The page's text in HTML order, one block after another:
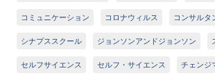
コミュニケーション コロナウィルス コンサルタ
シナプススクール ジョンソンアンドジョンソン
セルフサイエンス セルフ・サイエンス チェンジ